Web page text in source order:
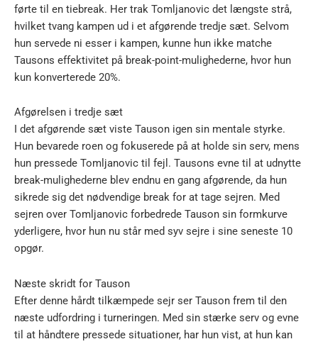
førte til en tiebreak. Her trak Tomljanovic det længste strå,
hvilket tvang kampen ud i et afgørende tredje sæt. Selvom
hun servede ni esser i kampen, kunne hun ikke matche
Tausons effektivitet på break-point-mulighederne, hvor hun
kun konverterede 20%.
Afgørelsen i tredje sæt
I det afgørende sæt viste Tauson igen sin mentale styrke.
Hun bevarede roen og fokuserede på at holde sin serv, mens
hun pressede Tomljanovic til fejl. Tausons evne til at udnytte
break-mulighederne blev endnu en gang afgørende, da hun
sikrede sig det nødvendige break for at tage sejren. Med
sejren over Tomljanovic forbedrede Tauson sin formkurve
yderligere, hvor hun nu står med syv sejre i sine seneste 10
opgør.
Næste skridt for Tauson
Efter denne hårdt tilkæmpede sejr ser Tauson frem til den
næste udfordring i turneringen. Med sin stærke serv og evne
til at håndtere pressede situationer, har hun vist, at hun kan